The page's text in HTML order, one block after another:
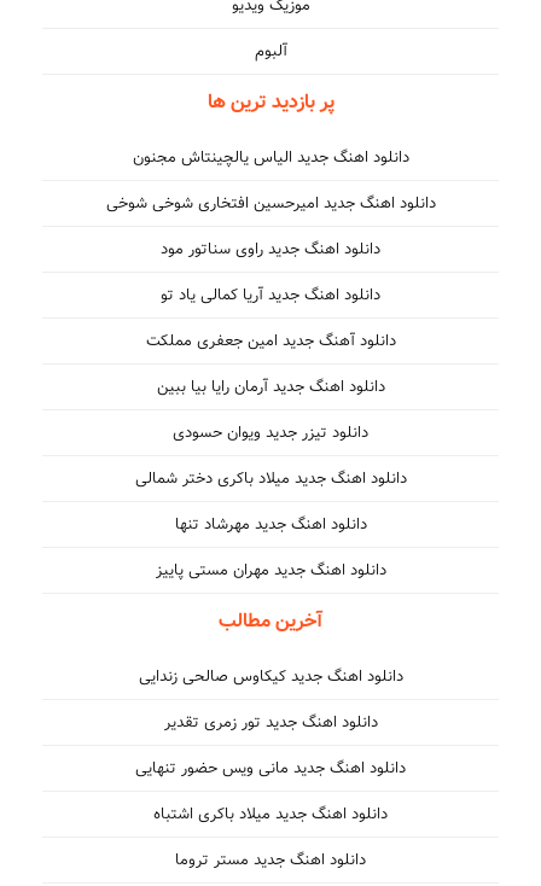
موزیک ویدیو
آلبوم
پر بازدید ترین ها
دانلود اهنگ جدید الیاس یالچینتاش مجنون
دانلود اهنگ جدید امیرحسین افتخاری شوخی شوخی
دانلود اهنگ جدید راوی سناتور مود
دانلود اهنگ جدید آریا کمالی یاد تو
دانلود آهنگ جدید امین جعفری مملکت
دانلود اهنگ جدید آرمان رایا بیا ببین
دانلود تیزر جدید ویوان حسودی
دانلود اهنگ جدید میلاد باکری دختر شمالی
دانلود اهنگ جدید مهرشاد تنها
دانلود اهنگ جدید مهران مستی پاییز
آخرین مطالب
دانلود اهنگ جدید کیکاوس صالحی زندایی
دانلود اهنگ جدید تور زمری تقدیر
دانلود اهنگ جدید مانی ویس حضور تنهایی
دانلود اهنگ جدید میلاد باکری اشتباه
دانلود اهنگ جدید مستر تروما